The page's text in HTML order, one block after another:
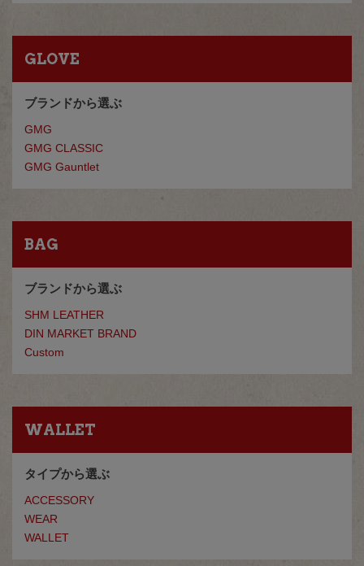
GLOVE
ブランドから選ぶ
GMG
GMG CLASSIC
GMG Gauntlet
BAG
ブランドから選ぶ
SHM LEATHER
DIN MARKET BRAND
Custom
WALLET
タイプから選ぶ
ACCESSORY
WEAR
WALLET